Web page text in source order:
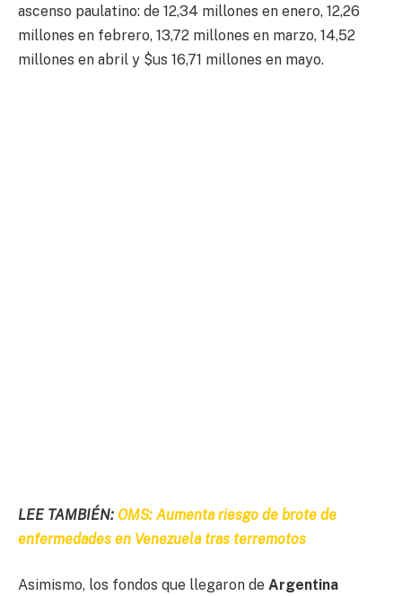
ascenso paulatino: de 12,34 millones en enero, 12,26
millones en febrero, 13,72 millones en marzo, 14,52
millones en abril y $us 16,71 millones en mayo.
LEE TAMBIÉN: OMS: Aumenta riesgo de brote de
enfermedades en Venezuela tras terremotos
Asimismo, los fondos que llegaron de Argentina